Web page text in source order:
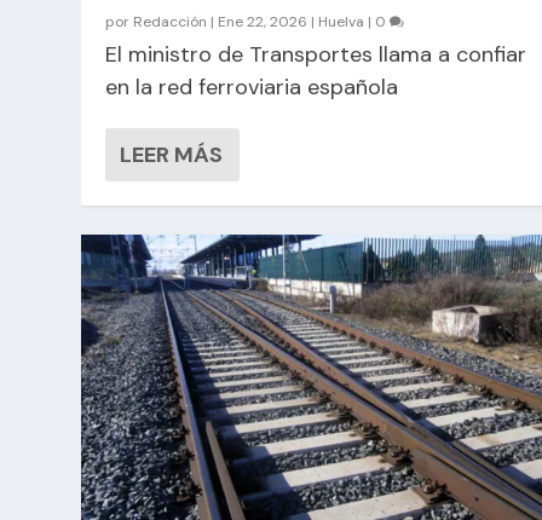
por Redacción | Ene 22, 2026 | Huelva | 0
El ministro de Transportes llama a confiar
en la red ferroviaria española
LEER MÁS